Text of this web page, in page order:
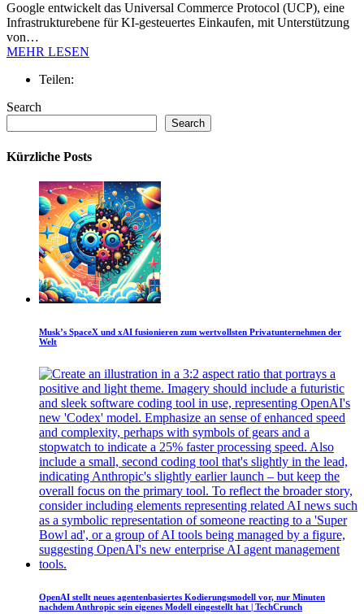
Google entwickelt das Universal Commerce Protocol (UCP), eine
Infrastrukturebene für KI-gesteuertes Einkaufen, mit Unterstützung
von…
MEHR LESEN
Teilen:
Search
Search
Kürzliche Posts
Musk’s SpaceX und xAI fusionieren zum wertvollsten Privatunternehmen der
Welt
OpenAI stellt neues agentenbasiertes Kodierungsmodell vor, nur Minuten
nachdem Anthropic sein eigenes Modell eingestellt hat | TechCrunch